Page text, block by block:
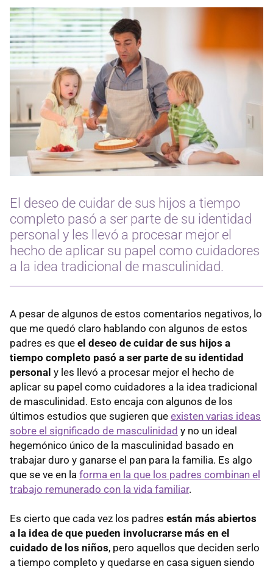
El deseo de cuidar de sus hijos a tiempo
completo pasó a ser parte de su identidad
personal y les llevó a procesar mejor el
hecho de aplicar su papel como cuidadores
a la idea tradicional de masculinidad.
A pesar de algunos de estos comentarios negativos, lo
que me quedó claro hablando con algunos de estos
padres es que el deseo de cuidar de sus hijos a
tiempo completo pasó a ser parte de su identidad
personal y les llevó a procesar mejor el hecho de
aplicar su papel como cuidadores a la idea tradicional
de masculinidad. Esto encaja con algunos de los
últimos estudios que sugieren que existen varias ideas
sobre el significado de masculinidad y no un ideal
hegemónico único de la masculinidad basado en
trabajar duro y ganarse el pan para la familia. Es algo
que se ve en la forma en la que los padres combinan el
trabajo remunerado con la vida familiar.
Es cierto que cada vez los padres están más abiertos
a la idea de que pueden involucrarse más en el
cuidado de los niños, pero aquellos que deciden serlo
a tiempo completo y quedarse en casa siguen siendo